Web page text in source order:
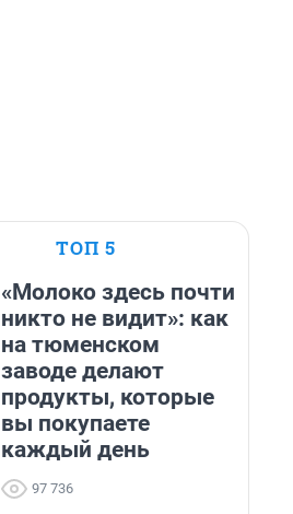
ТОП 5
«Молоко здесь почти
никто не видит»: как
на тюменском
заводе делают
продукты, которые
вы покупаете
каждый день
97 736